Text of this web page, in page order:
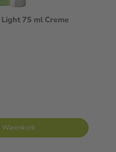
75 ml Creme
Warenkorb